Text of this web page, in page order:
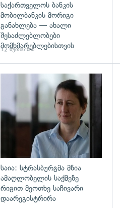
საქართველოს ბანკის
მობილბანკის მორიგი
განახლება — ახალი
შესაძლებლობები
მომხმარებლებისთვის
12 წუთის წინ
საია: სტრასბურგმა მზია
ამაღლობელის საქმეზე
რიგით მეოთხე საჩივარი
დაარეგისტრირა